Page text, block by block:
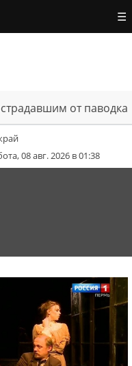
☰
от паводка
08 авг. 2026 в 01:38